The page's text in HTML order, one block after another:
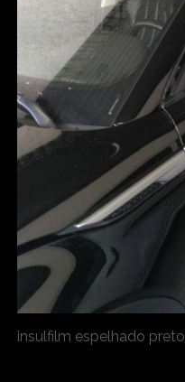
insulfilm espelhado preto